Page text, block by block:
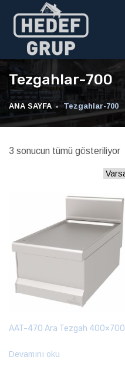
Tezgahlar-700
ANA SAYFA Tezgahlar-700
3 sonucun tümü gösteriliyor
AAT-470 Ara Tezgah 400×700
Devamını oku